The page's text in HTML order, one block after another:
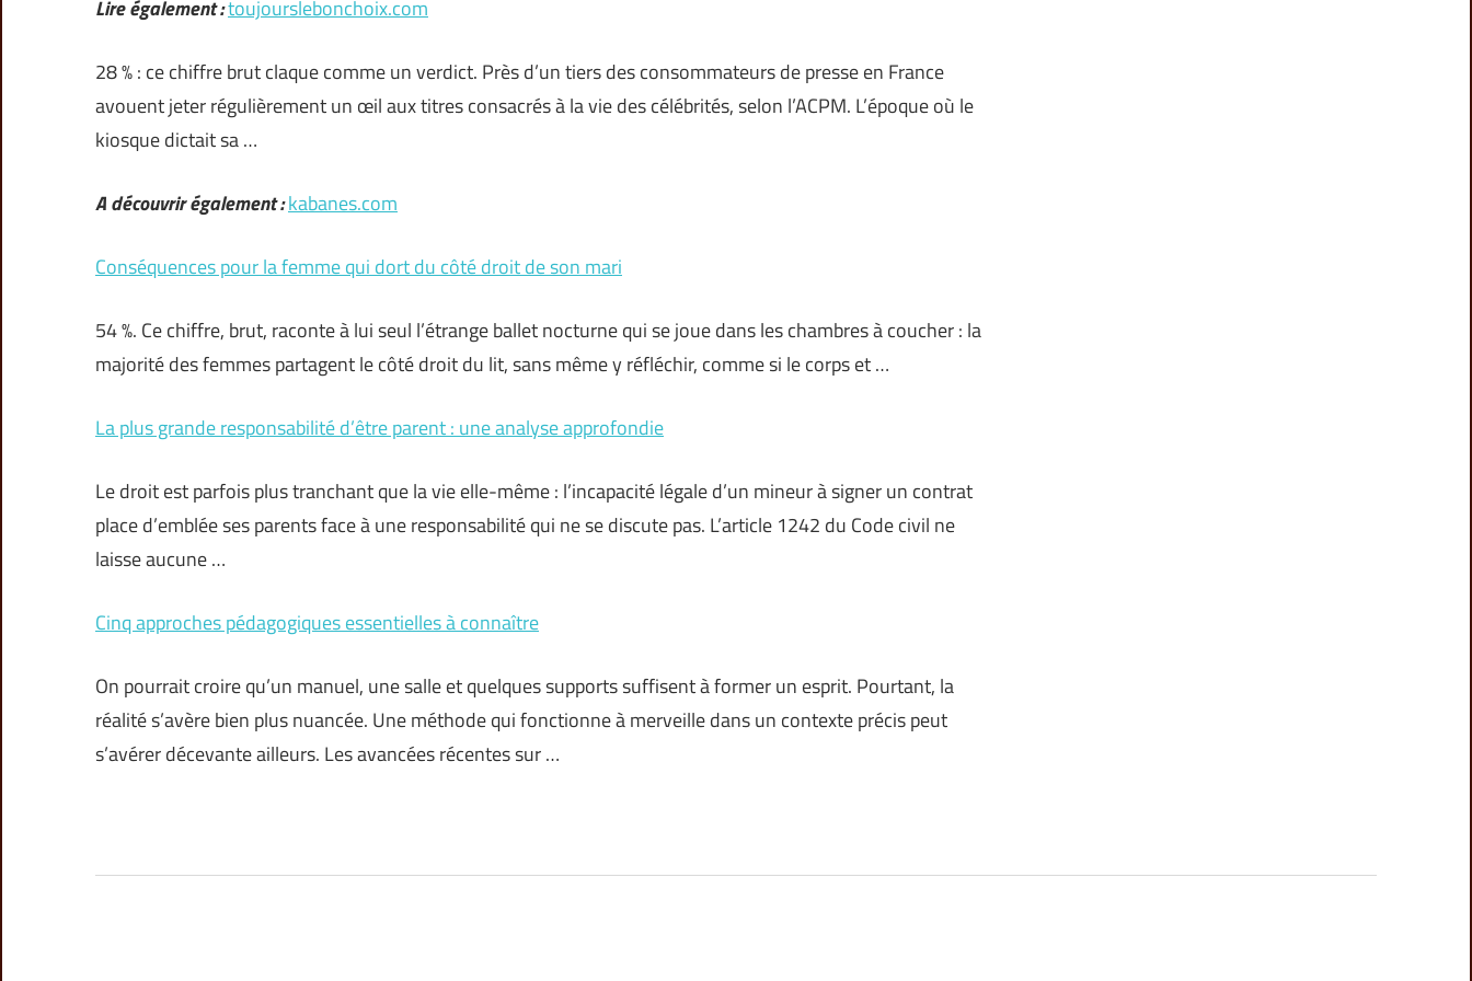
Lire également :toujourslebonchoix.com
28 % : ce chiffre brut claque comme un verdict. Près d’un tiers des consommateurs de presse en France
avouent jeter régulièrement un œil aux titres consacrés à la vie des célébrités, selon l’ACPM. L’époque où le
kiosque dictait sa …
A découvrir également :kabanes.com
Conséquences pour la femme qui dort du côté droit de son mari
54 %. Ce chiffre, brut, raconte à lui seul l’étrange ballet nocturne qui se joue dans les chambres à coucher : la
majorité des femmes partagent le côté droit du lit, sans même y réfléchir, comme si le corps et …
La plus grande responsabilité d’être parent : une analyse approfondie
Le droit est parfois plus tranchant que la vie elle-même : l’incapacité légale d’un mineur à signer un contrat
place d’emblée ses parents face à une responsabilité qui ne se discute pas. L’article 1242 du Code civil ne
laisse aucune …
Cinq approches pédagogiques essentielles à connaître
On pourrait croire qu’un manuel, une salle et quelques supports suffisent à former un esprit. Pourtant, la
réalité s’avère bien plus nuancée. Une méthode qui fonctionne à merveille dans un contexte précis peut
s’avérer décevante ailleurs. Les avancées récentes sur …